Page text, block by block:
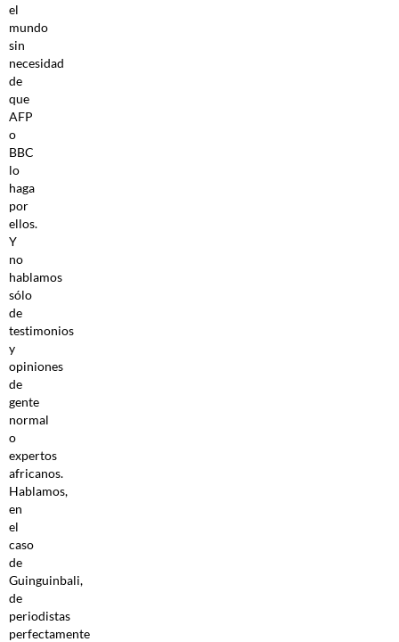
el
mundo
sin
necesidad
de
que
AFP
o
BBC
lo
haga
por
ellos.
Y
no
hablamos
sólo
de
testimonios
y
opiniones
de
gente
normal
o
expertos
africanos.
Hablamos,
en
el
caso
de
Guinguinbali,
de
periodistas
perfectamente